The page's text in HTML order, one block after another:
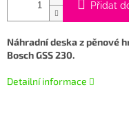
Přidat
Náhradní deska z pěnové
Bosch GSS 230.
Detailní informace